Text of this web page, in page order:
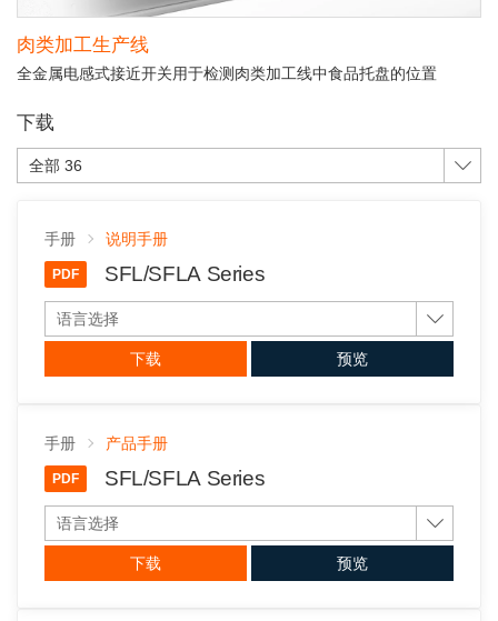
肉类加工生产线
全金属电感式接近开关用于检测肉类加工线中食品托盘的位置
下载
全部 36
手册 说明手册
PDF SFL/SFLA Series
语言选择
下载 预览
手册 产品手册
PDF SFL/SFLA Series
语言选择
下载 预览